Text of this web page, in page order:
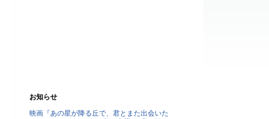
お知らせ
映画『あの星が降る丘で、君とまた出会いた